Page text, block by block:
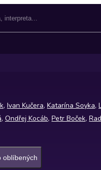
, Ivan Kučera, Katarína Soyka,
, Ondřej Kocáb, Petr Boček,
oblíbených